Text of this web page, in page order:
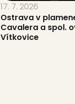
17. 7. 2026
Ostrava v
Cavalera a spol.
Vítkovice